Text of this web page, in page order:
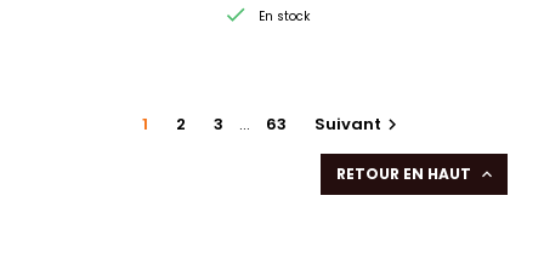
 En stock
1 2 3 … 63 Suivant 
RETOUR EN HAUT 